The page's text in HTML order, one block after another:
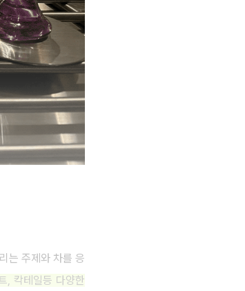
는 주제와 차를 응
, 칵테일등 다양한